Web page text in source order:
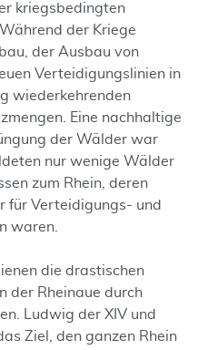
kriegsbedingten
der Kriege
der Ausbau von
Verteidigungslinien in
wiederkehrenden
Eine nachhaltige
der Wälder war
nur wenige Wälder
zum Rhein, deren
für Verteidigungs- und
waren.
die drastischen
der Rheinaue durch
Ludwig der XIV und
Ziel, den ganzen Rhein